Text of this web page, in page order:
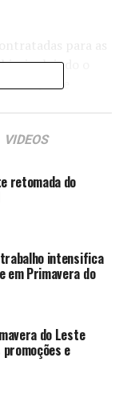
para as
incluindo o
campo de
de produção
23.
hoje cerca de
de óleo
2 mil poços
de gas de
cidade de
cerca de R$
VIDEOS
retomada do
intensifica
em Primavera do
do Leste
e